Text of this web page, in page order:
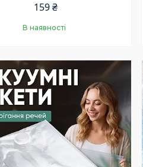
159 ₴
В наявності